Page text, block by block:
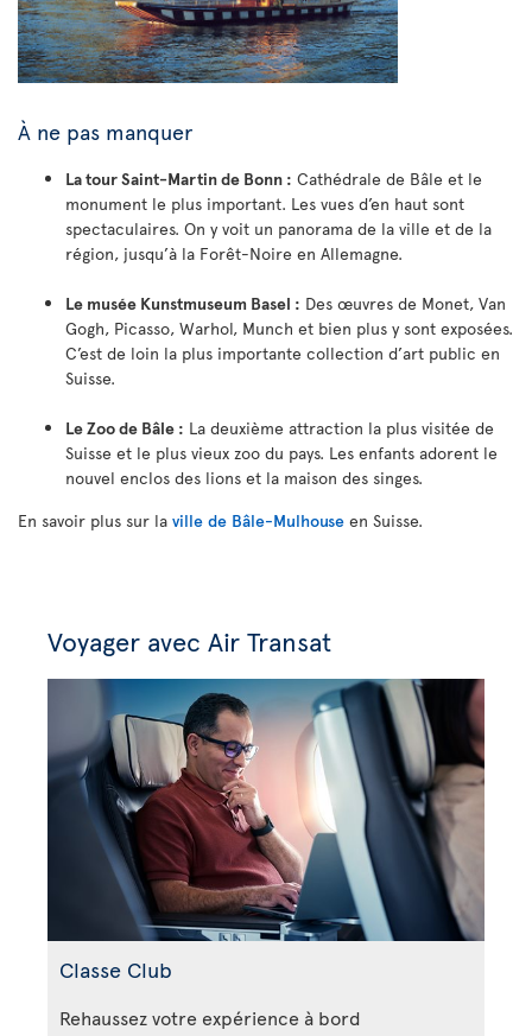
À ne pas manquer
La tour Saint-Martin de Bonn : Cathédrale de Bâle et le
monument le plus important. Les vues d’en haut sont
spectaculaires. On y voit un panorama de la ville et de la
région, jusqu’à la Forêt-Noire en Allemagne.
Le musée Kunstmuseum Basel : Des œuvres de Monet, Van
Gogh, Picasso, Warhol, Munch et bien plus y sont exposées.
C’est de loin la plus importante collection d’art public en
Suisse.
Le Zoo de Bâle : La deuxième attraction la plus visitée de
Suisse et le plus vieux zoo du pays. Les enfants adorent le
nouvel enclos des lions et la maison des singes.
En savoir plus sur la ville de Bâle-Mulhouse en Suisse.
Voyager avec Air Transat
Classe Club
Rehaussez votre expérience à bord